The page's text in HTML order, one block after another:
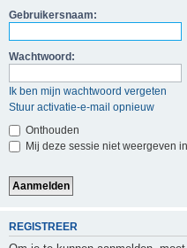
Gebruikersnaam:
Wachtwoord:
Ik ben mijn wachtwoord vergeten
Stuur activatie-e-mail opnieuw
Onthouden
Mij deze sessie niet weergeven
REGISTREER